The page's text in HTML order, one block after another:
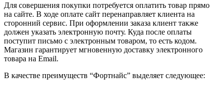
Для совершения покупки потребуется оплатить товар прямо
на сайте. В ходе оплате сайт перенаправляет клиента на
сторонний сервис. При оформлении заказа клиент также
должен указать электронную почту. Куда после оплаты
поступит письмо с электронным товаром, то есть кодом.
Магазин гарантирует мгновенную доставку электронного
товара на Email.
В качестве преимуществ “Фортнайс” выделяет следующее: